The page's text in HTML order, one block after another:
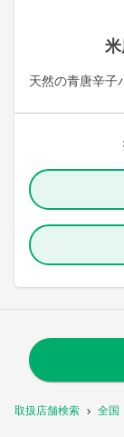
取扱店舗検索 全国
天然の青唐辛子